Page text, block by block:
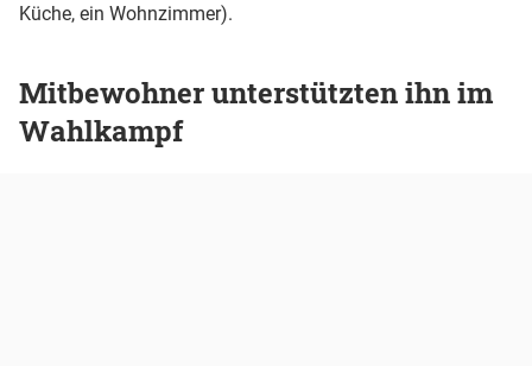
Küche, ein Wohnzimmer).
Mitbewohner unterstützten ihn im
Wahlkampf